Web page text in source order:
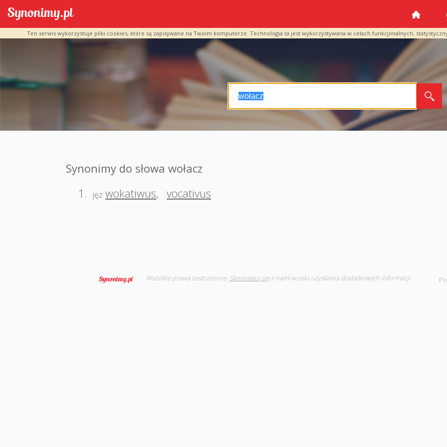
Ten serwis wykorzystuje pliki cookies, które są zapisywane na Twoim komputerze. Technologia ta jest wykorzystywana w celach funkcjonalnych,
Synonimy do słowa wołacz
1.
jęz wokatiwus, vocativus
Wszelkie prawa zastrzeżone. Skontaktuj sięz nami w celu uzyskania dodatkowych informacji